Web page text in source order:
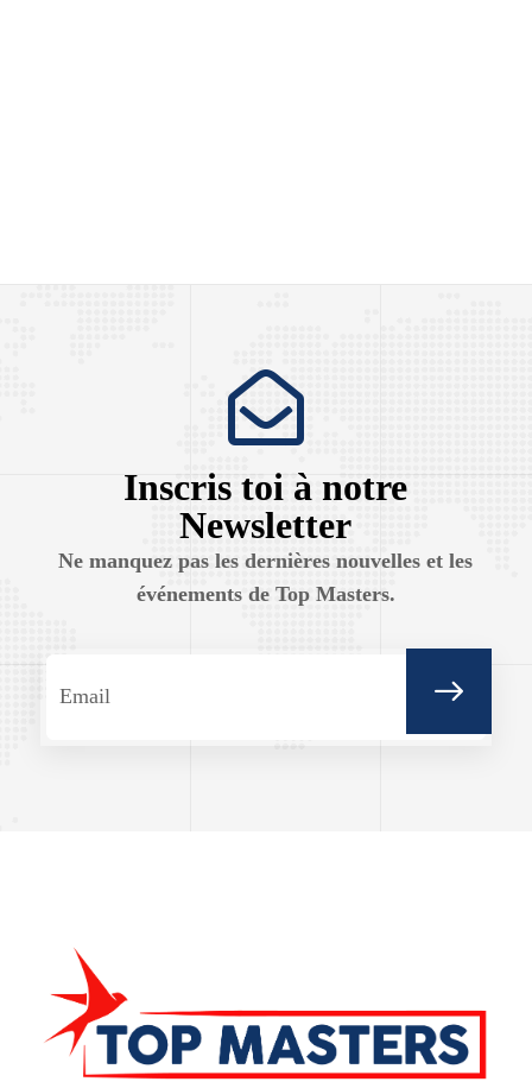
Inscris toi à notre
Newsletter
Ne manquez pas les dernières nouvelles et les
événements de Top Masters.